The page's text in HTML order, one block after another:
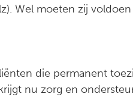
Wel moeten zij
die permanent
nu zorg en